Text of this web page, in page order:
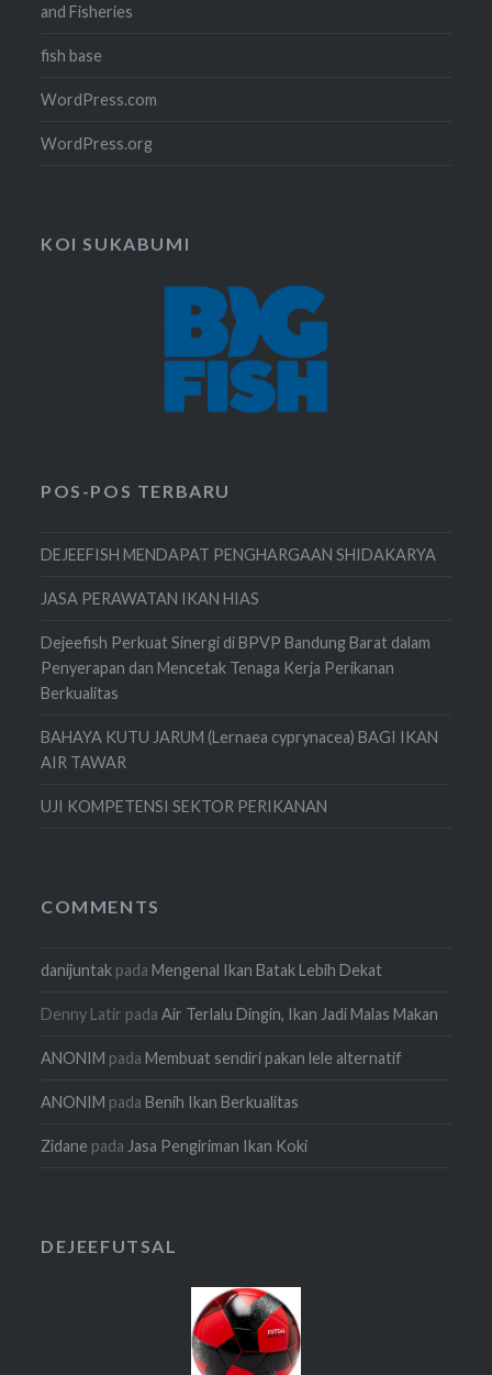
and Fisheries
fish base
WordPress.com
WordPress.org
KOI SUKABUMI
POS-POS TERBARU
DEJEEFISH MENDAPAT PENGHARGAAN SHIDAKARYA
JASA PERAWATAN IKAN HIAS
Dejeefish Perkuat Sinergi di BPVP Bandung Barat dalam
Penyerapan dan Mencetak Tenaga Kerja Perikanan
Berkualitas
BAHAYA KUTU JARUM (Lernaea cyprynacea) BAGI IKAN
AIR TAWAR
UJI KOMPETENSI SEKTOR PERIKANAN
COMMENTS
danijuntak padaMengenal Ikan Batak Lebih Dekat
Denny Latir padaAir Terlalu Dingin, Ikan Jadi Malas Makan
ANONIM padaMembuat sendiri pakan lele alternatif
ANONIM padaBenih Ikan Berkualitas
Zidane pada Jasa Pengiriman Ikan Koki
DEJEEFUTSAL